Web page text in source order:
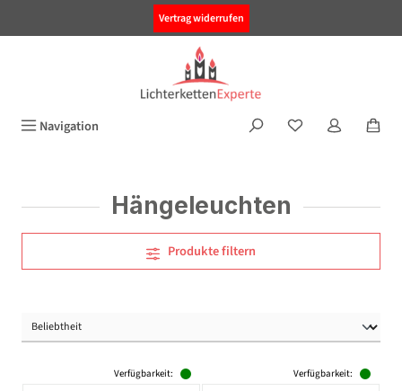
Vertrag widerrufen
Navigation
Hängeleuchten
Produkte filtern
Verfügbarkeit: Verfügbarkeit: